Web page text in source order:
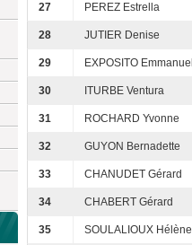
27 PEREZ Estrella
28 JUTIER Denise
29 EXPOSITO Emmanuel
30 ITURBE Ventura
31 ROCHARD Yvonne
32 GUYON Bernadette
33 CHANUDET Gérard
34 CHABERT Gérard
35 SOULALIOUX Hélène